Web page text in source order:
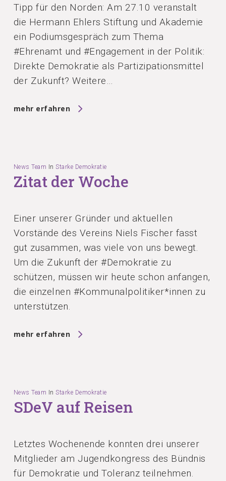
Tipp für den Norden: Am 27.10 veranstalt
die Hermann Ehlers Stiftung und Akademie
ein Podiumsgespräch zum Thema
#Ehrenamt und #Engagement in der Politik:
Direkte Demokratie als Partizipationsmittel
der Zukunft? Weitere…
mehr erfahren
News Team InStarke Demokratie
Zitat der Woche
Einer unserer Gründer und aktuellen
Vorstände des Vereins Niels Fischer fasst
gut zusammen, was viele von uns bewegt.
Um die Zukunft der #Demokratie zu
schützen, müssen wir heute schon anfangen,
die einzelnen #Kommunalpolitiker*innen zu
unterstützen.
mehr erfahren
News Team InStarke Demokratie
SDeV auf Reisen
Letztes Wochenende konnten drei unserer
Mitglieder am Jugendkongress des Bündnis
für Demokratie und Toleranz teilnehmen.